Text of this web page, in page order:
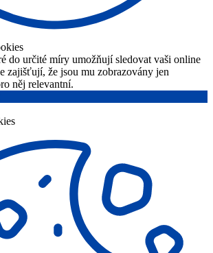
do určité míry umožňují sledovat vaši online
zajišťují, že jsou mu zobrazovány jen
něj relevantní.